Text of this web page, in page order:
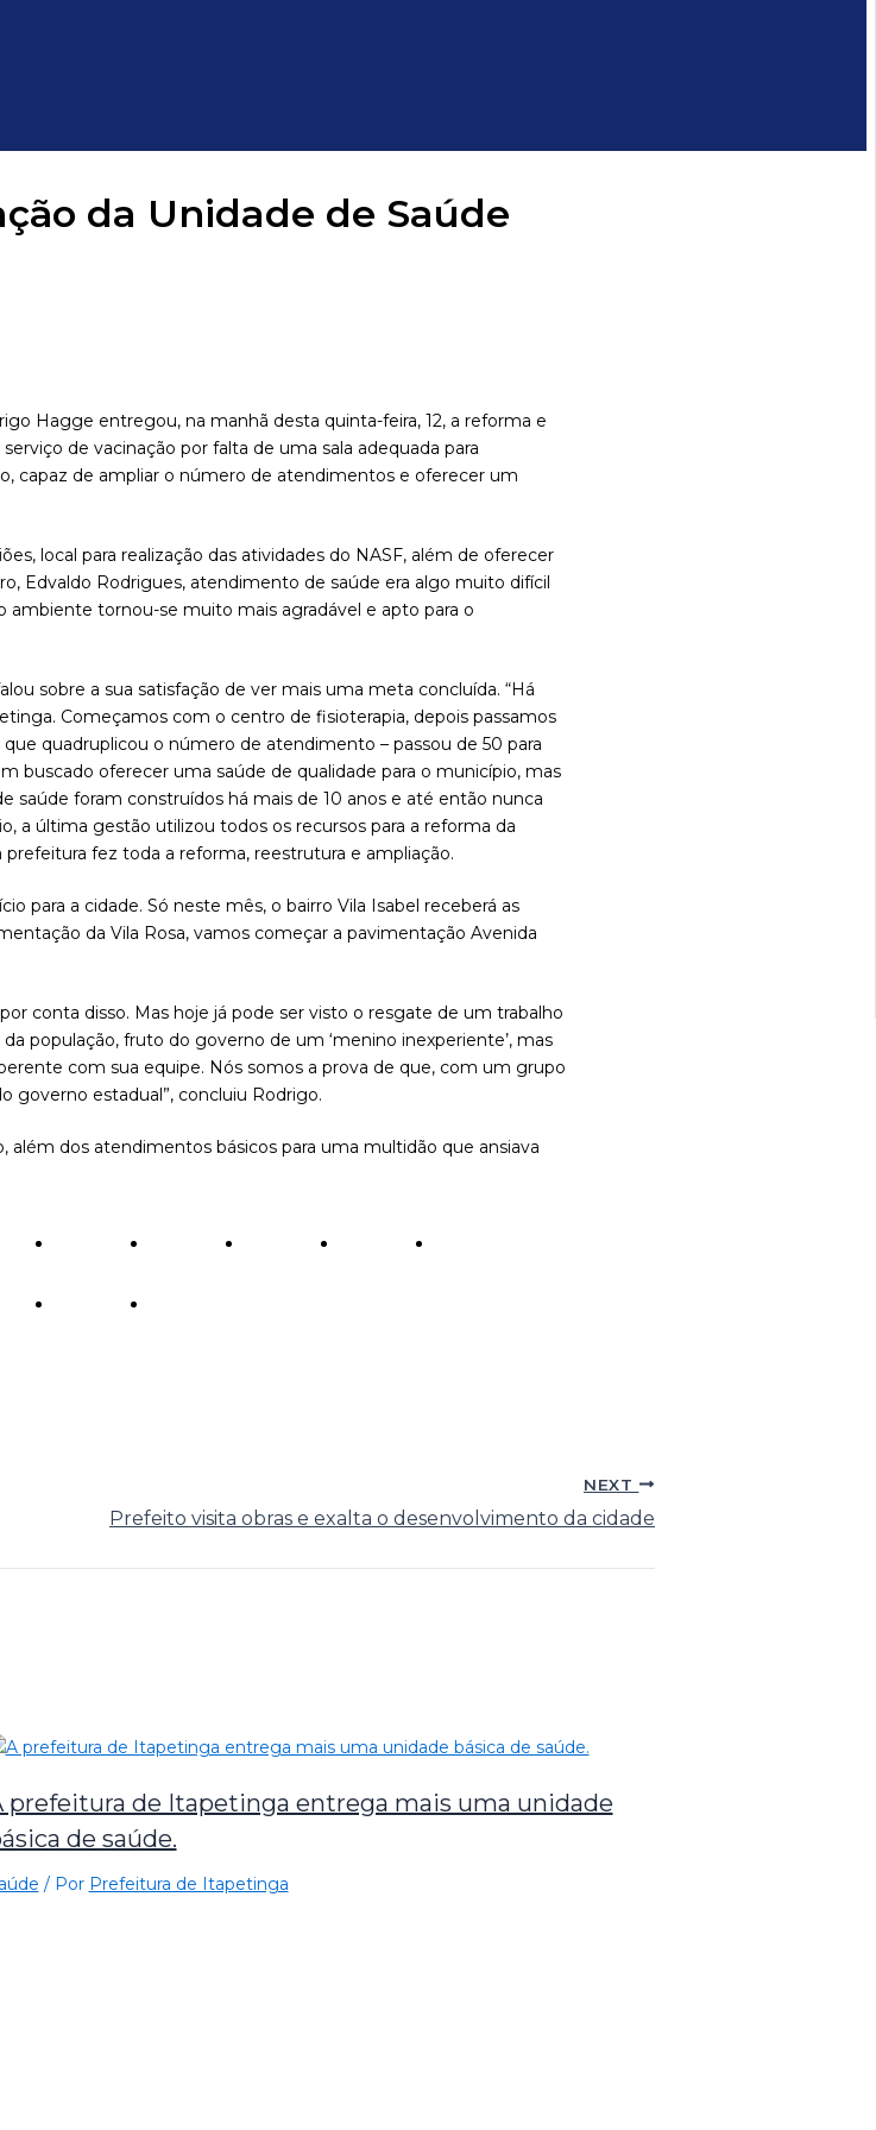
da Unidade de Saúde
Hagge entregou, na manhã desta quinta-feira, 12, a reforma e
de vacinação por falta de uma sala adequada para
capaz de ampliar o número de atendimentos e oferecer um
local para realização das atividades do NASF, além de oferecer
Edvaldo Rodrigues, atendimento de saúde era algo muito difícil
ambiente tornou-se muito mais agradável e apto para o
sobre a sua satisfação de ver mais uma meta concluída. “Há
Começamos com o centro de fisioterapia, depois passamos
quadruplicou o número de atendimento – passou de 50 para
buscado oferecer uma saúde de qualidade para o município, mas
saúde foram construídos há mais de 10 anos e até então nunca
a última gestão utilizou todos os recursos para a reforma da
fez toda a reforma, reestrutura e ampliação.
para a cidade. Só neste mês, o bairro Vila Isabel receberá as
da Vila Rosa, vamos começar a pavimentação Avenida
conta disso. Mas hoje já pode ser visto o resgate de um trabalho
população, fruto do governo de um ‘menino inexperiente’, mas
com sua equipe. Nós somos a prova de que, com um grupo
governo estadual”, concluiu Rodrigo.
além dos atendimentos básicos para uma multidão que ansiava
NEXT
Prefeito visita obras e exalta o desenvolvimento da cidade
prefeitura de Itapetinga entrega mais uma unidade
de saúde.
/ Por Prefeitura de Itapetinga